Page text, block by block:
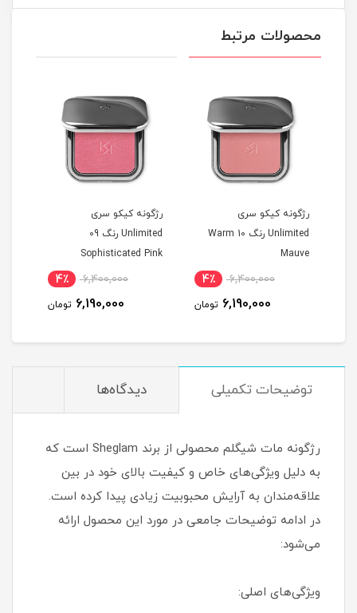
محصولات مرتبط
رژگونه کیکو سری
Unlimited رنگ 10 Warm
Mauve
6,400,000 4٪
6,190,000 تومان
رژگونه کیکو سری
Unlimited رنگ 09
Sophisticated Pink
6,400,000 4٪
6,190,000 تومان
توضیحات تکمیلی دیدگاه‌ها
رژگونه مات شیگلم محصولی از برند Sheglam است که
به دلیل ویژگی‌های خاص و کیفیت بالای خود در بین
علاقه‌مندان به آرایش محبوبیت زیادی پیدا کرده است.
در ادامه توضیحات جامعی در مورد این محصول ارائه
می‌شود:
ویژگی‌های اصلی: